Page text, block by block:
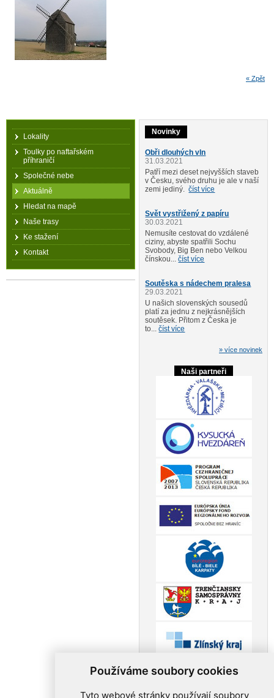
Používáme soubory cookies
Tyto webové stránky používají soubory
« Zpět
Novinky
Obři dlouhých vln
31.03.2021
Patří mezi deset nejvyšších staveb
v Česku, svého druhu je ale v naší
zemi jediný.číst více
Svět vystřižený z papíru
30.03.2021
Nemusíte cestovat do vzdálené
ciziny, abyste spatřili Sochu
Svobody, Big Ben nebo Velkou
čínskou...číst více
Soutěska s nádechem pralesa
29.03.2021
U našich slovenských sousedů
platí za jednu z nejkrásnějších
soutěsek. Přitom z Česka je
to...číst více
» více novinek
Naši partneři
Lokality
Toulky po naftařském
příhraničí
Společné nebe
Aktuálně
Hledat na mapě
Naše trasy
Ke stažení
Kontakt